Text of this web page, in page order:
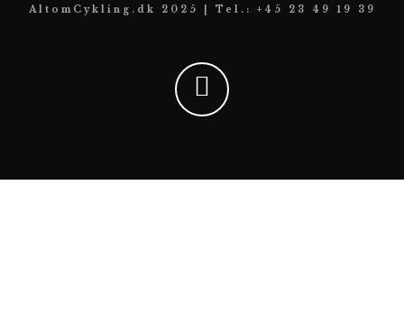
AltomCykling.dk 2025 | Tel.: +45 23 49 19 39